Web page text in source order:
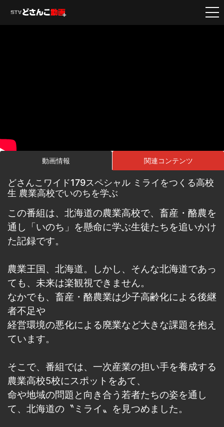
動画情報 関連コンテンツ
どさんこワイド179スペシャル ミライをつくる高校
生 農業高校でいのちを学ぶ
この番組は、北海道の農業高校で、畜産・酪農を
通し「いのち」を懸命に学ぶ生徒たちを追いかけ
た記録です。
農業王国、北海道。しかし、そんな北海道であっ
ても、未来は楽観視できません。
なかでも、畜産・酪農業は少子高齢化による後継
者不足や
経営環境の悪化による廃業など大きな課題を抱え
ています。
そこで、番組では、一次産業の担い手を養成する
農業高校5校にスポットをあて、
命や地域の問題と向き合う若者たちの姿を通し
て、北海道の〝ミライ〟を見つめました。